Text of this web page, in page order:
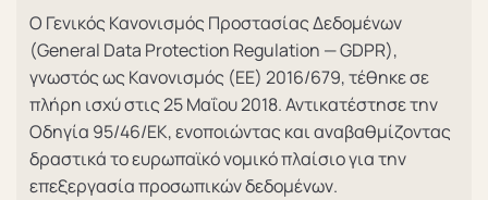
Ο Γενικός Κανονισμός Προστασίας Δεδομένων
(General Data Protection Regulation — GDPR),
γνωστός ως Κανονισμός (ΕΕ) 2016/679, τέθηκε σε
πλήρη ισχύ στις 25 Μαΐου 2018. Αντικατέστησε την
Οδηγία 95/46/ΕΚ, ενοποιώντας και αναβαθμίζοντας
δραστικά το ευρωπαϊκό νομικό πλαίσιο για την
επεξεργασία προσωπικών δεδομένων.